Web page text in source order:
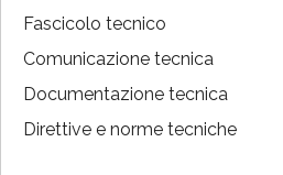
Fascicolo tecnico
Comunicazione tecnica
Documentazione tecnica
Direttive e norme tecniche